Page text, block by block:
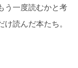
う一度読むかと考
読んだ本たち。